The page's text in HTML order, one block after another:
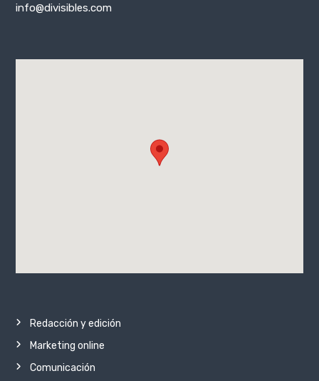
info@divisibles.com
Redacción y edición
Marketing online
Comunicación